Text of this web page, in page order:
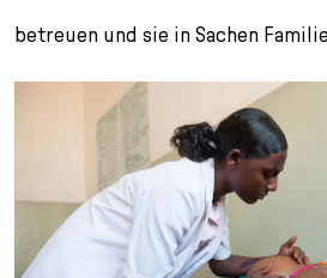
betreuen und sie in Sachen